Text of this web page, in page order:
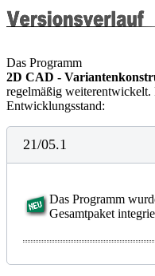
Das Programm
2D CAD -
regelmäßig weiterentwickelt.
Entwicklungsstand:
21/05.1
Das Programm
Gesamtpaket